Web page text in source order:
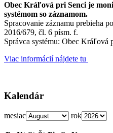
Obec Kráľová pri Senci je
systémom so záznamom.
Spracovanie záznamu prebieha
2016/679, čl. 6 písm. f.
Správca systému: Obec Kráľová
Viac informácií nájdete tu
Kalendár
mesiac rok